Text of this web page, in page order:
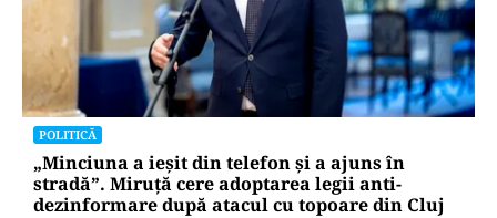
POLITICĂ
„Minciuna a ieșit din telefon și a ajuns în
stradă”. Miruță cere adoptarea legii anti-
dezinformare după atacul cu topoare din Cluj